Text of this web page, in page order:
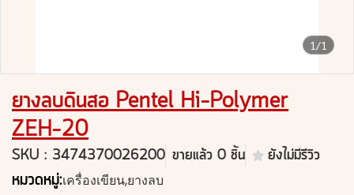
1/1
ยางลบดินสอ Pentel Hi-Polymer
ZEH-20
SKU : 3474370026200 ขายแล้ว 0 ชิ้น ยังไม่มีรีวิว
หมวดหมู่:เครื่องเขียน,ยางลบ